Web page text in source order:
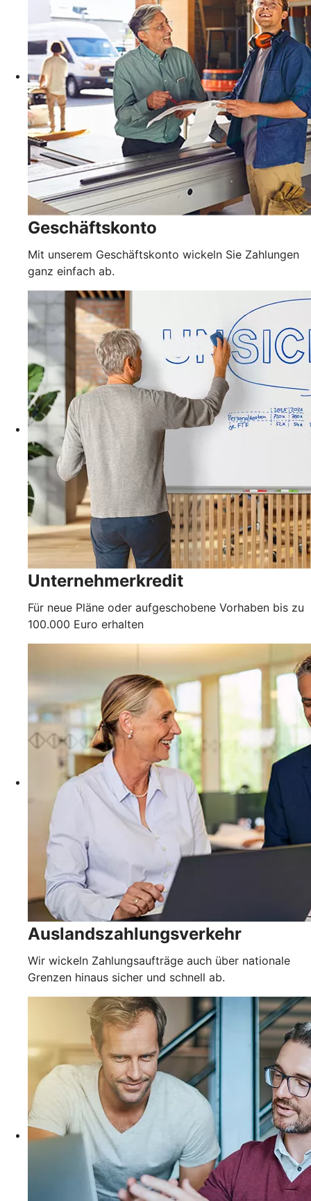
Geschäftskonto
Mit unserem Geschäftskonto wickeln Sie Zahlungen
ganz einfach ab.
Unternehmerkredit
Für neue Pläne oder aufgeschobene Vorhaben bis zu
100.000 Euro erhalten
Auslandszahlungsverkehr
Wir wickeln Zahlungsaufträge auch über nationale
Grenzen hinaus sicher und schnell ab.